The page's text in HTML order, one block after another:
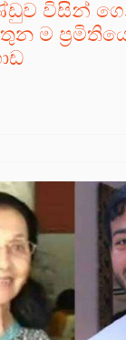
විසින්
ම